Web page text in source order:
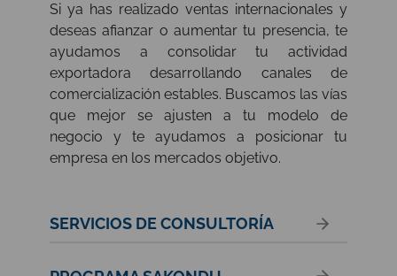
Si ya has realizado ventas internacionales y
deseas afianzar o aumentar tu presencia, te
ayudamos a consolidar tu actividad
exportadora desarrollando canales de
comercialización estables. Buscamos las vías
que mejor se ajusten a tu modelo de
negocio y te ayudamos a posicionar tu
empresa en los mercados objetivo.
SERVICIOS DE CONSULTORÍA